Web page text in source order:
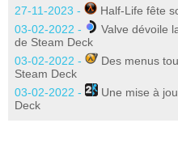
27-11-2023 -
Half-Life fête
03-02-2022 -
Valve dévoile
de Steam Deck
03-02-2022 -
Des menus
Steam Deck
03-02-2022 -
Une mise à
Deck